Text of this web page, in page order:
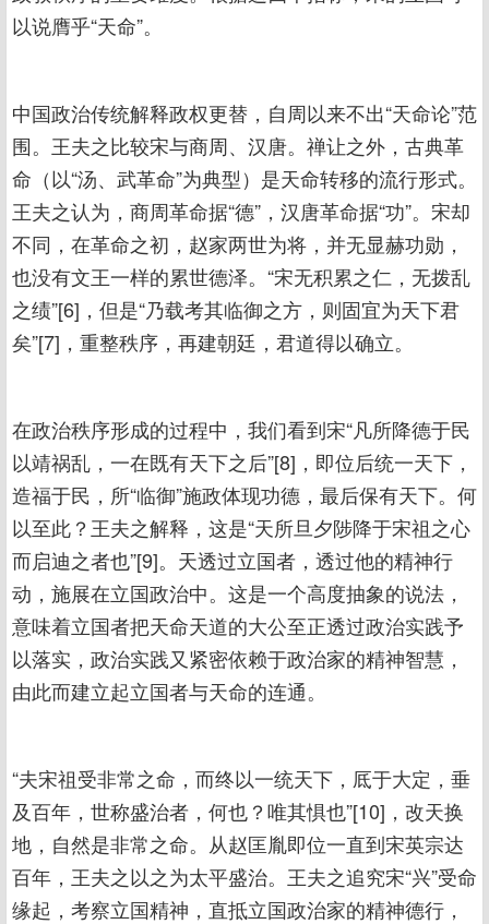
以说膺乎“天命”。
中国政治传统解释政权更替，自周以来不出“天命论”范
围。王夫之比较宋与商周、汉唐。禅让之外，古典革
命（以“汤、武革命”为典型）是天命转移的流行形式。
王夫之认为，商周革命据“德”，汉唐革命据“功”。宋却
不同，在革命之初，赵家两世为将，并无显赫功勋，
也没有文王一样的累世德泽。“宋无积累之仁，无拨乱
之绩”[6]，但是“乃载考其临御之方，则固宜为天下君
矣”[7]，重整秩序，再建朝廷，君道得以确立。
在政治秩序形成的过程中，我们看到宋“凡所降德于民
以靖祸乱，一在既有天下之后”[8]，即位后统一天下，
造福于民，所“临御”施政体现功德，最后保有天下。何
以至此？王夫之解释，这是“天所旦夕陟降于宋祖之心
而启迪之者也”[9]。天透过立国者，透过他的精神行
动，施展在立国政治中。这是一个高度抽象的说法，
意味着立国者把天命天道的大公至正透过政治实践予
以落实，政治实践又紧密依赖于政治家的精神智慧，
由此而建立起立国者与天命的连通。
“夫宋祖受非常之命，而终以一统天下，厎于大定，垂
及百年，世称盛治者，何也？唯其惧也”[10]，改天换
地，自然是非常之命。从赵匡胤即位一直到宋英宗达
百年，王夫之以之为太平盛治。王夫之追究宋“兴”受命
缘起，考察立国精神，直抵立国政治家的精神德行，